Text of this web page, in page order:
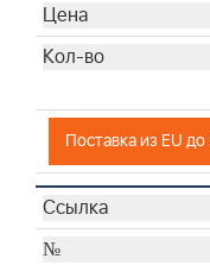
Поставка из EU